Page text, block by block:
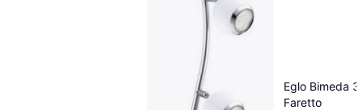
Eglo Bimeda
Faretto